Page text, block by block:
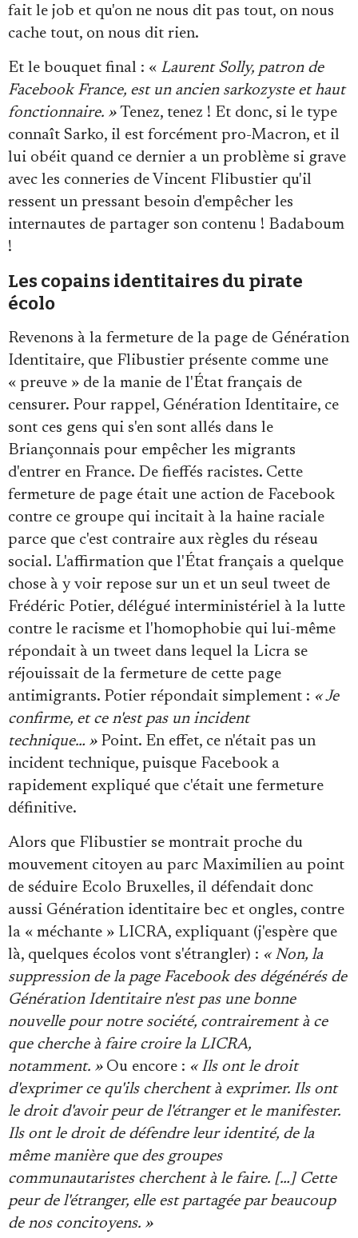
fait le job et qu'on ne nous dit pas tout, on nous
cache tout, on nous dit rien.
Et le bouquet final : « Laurent Solly, patron de
Facebook France, est un ancien sarkozyste et haut
fonctionnaire. » Tenez, tenez ! Et donc, si le type
connaît Sarko, il est forcément pro-Macron, et il
lui obéit quand ce dernier a un problème si grave
avec les conneries de Vincent Flibustier qu'il
ressent un pressant besoin d'empêcher les
internautes de partager son contenu ! Badaboum
!
Les copains identitaires du pirate
écolo
Revenons à la fermeture de la page de Génération
Identitaire, que Flibustier présente comme une
« preuve » de la manie de l'État français de
censurer. Pour rappel, Génération Identitaire, ce
sont ces gens qui s'en sont allés dans le
Briançonnais pour empêcher les migrants
d'entrer en France. De fieffés racistes. Cette
fermeture de page était une action de Facebook
contre ce groupe qui incitait à la haine raciale
parce que c'est contraire aux règles du réseau
social. L'affirmation que l'État français a quelque
chose à y voir repose sur un et un seul tweet de
Frédéric Potier, délégué interministériel à la lutte
contre le racisme et l'homophobie qui lui-même
répondait à un tweet dans lequel la Licra se
réjouissait de la fermeture de cette page
antimigrants. Potier répondait simplement : « Je
confirme, et ce n'est pas un incident
technique… »Point. En effet, ce n'était pas un
incident technique, puisque Facebook a
rapidement expliqué que c'était une fermeture
définitive.
Alors que Flibustier se montrait proche du
mouvement citoyen au parc Maximilien au point
de séduire Ecolo Bruxelles, il défendait donc
aussi Génération identitaire bec et ongles, contre
la « méchante » LICRA, expliquant (j'espère que
là, quelques écolos vont s'étrangler) : « Non, la
suppression de la page Facebook des dégénérés de
Génération Identitaire n'est pas une bonne
nouvelle pour notre société, contrairement à ce
que cherche à faire croire la LICRA,
notamment. »Ou encore : « Ils ont le droit
d'exprimer ce qu'ils cherchent à exprimer. Ils ont
le droit d'avoir peur de l'étranger et le manifester.
Ils ont le droit de défendre leur identité, de la
même manière que des groupes
communautaristes cherchent à le faire. […] Cette
peur de l'étranger, elle est partagée par beaucoup
de nos concitoyens. »